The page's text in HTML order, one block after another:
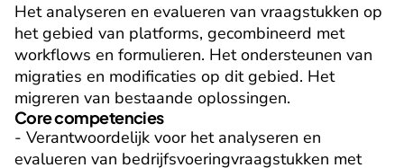
Het analyseren en evalueren van vraagstukken op
het gebied van platforms, gecombineerd met
workflows en formulieren. Het ondersteunen van
migraties en modificaties op dit gebied. Het
migreren van bestaande oplossingen.
Core competencies
- Verantwoordelijk voor het analyseren en
evalueren van bedrijfsvoeringvraagstukken met